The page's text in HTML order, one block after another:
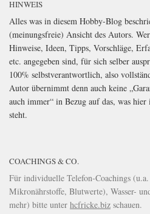
HINWEIS
Alles was in diesem Hobby-Blog
(meinungsfreie) Ansicht des Autors.
Hinweise, Ideen, Tipps, Vorschläge,
etc. angegeben sind, für sich selber
100% selbstverantwortlich, also
Autor übernimmt denn auch keine
auch immer“ in Bezug auf das, was
steht.
COACHINGS & CO.
Für individuelle Telefon-Coachings
Mikronährstoffe, Blutwerte), Wasser-
mehr) bitte unter hcfricke.biz schauen.